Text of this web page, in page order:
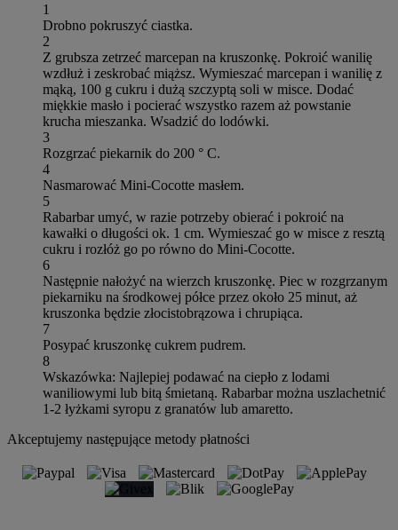
1
Drobno pokruszyć ciastka.
2
Z grubsza zetrzeć marcepan na kruszonkę. Pokroić wanilię
wzdłuż i zeskrobać miąższ. Wymieszać marcepan i wanilię z
mąką, 100 g cukru i dużą szczyptą soli w misce. Dodać
miękkie masło i pocierać wszystko razem aż powstanie
krucha mieszanka. Wsadzić do lodówki.
3
Rozgrzać piekarnik do 200 ° C.
4
Nasmarować Mini-Cocotte masłem.
5
Rabarbar umyć, w razie potrzeby obierać i pokroić na
kawałki o długości ok. 1 cm. Wymieszać go w misce z resztą
cukru i rozłóż go po równo do Mini-Cocotte.
6
Następnie nałożyć na wierzch kruszonkę. Piec w rozgrzanym
piekarniku na środkowej półce przez około 25 minut, aż
kruszonka będzie złocistobrązowa i chrupiąca.
7
Posypać kruszonkę cukrem pudrem.
8
Wskazówka: Najlepiej podawać na ciepło z lodami
waniliowymi lub bitą śmietaną. Rabarbar można uszlachetnić
1-2 łyżkami syropu z granatów lub amaretto.
Akceptujemy następujące metody płatności